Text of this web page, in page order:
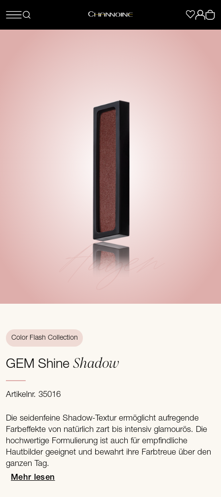
Augen
Color Flash Collection
GEM ShineShadow
Artikelnr. 35016
Die seidenfeine Shadow-Textur ermöglicht aufregende
Farbeffekte von natürlich zart bis intensiv glamourös. Die
hochwertige Formulierung ist auch für empfindliche
Hautbilder geeignet und bewahrt ihre Farbtreue über den
ganzen Tag.
Mehr lesen